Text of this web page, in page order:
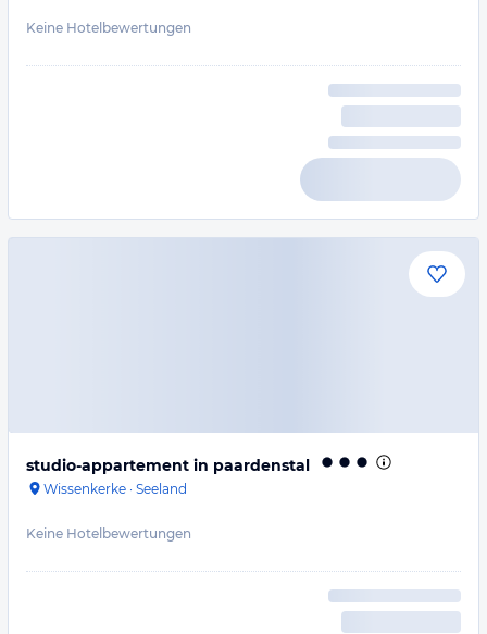
Keine Hotelbewertungen
studio-appartement in paardenstal
Wissenkerke · Seeland
Keine Hotelbewertungen